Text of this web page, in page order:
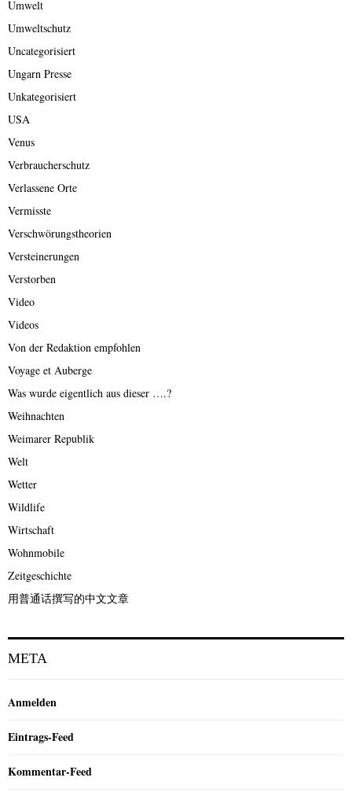
Umwelt
Umweltschutz
Uncategorisiert
Ungarn Presse
Unkategorisiert
USA
Venus
Verbraucherschutz
Verlassene Orte
Vermisste
Verschwörungstheorien
Versteinerungen
Verstorben
Video
Videos
Von der Redaktion empfohlen
Voyage et Auberge
Was wurde eigentlich aus dieser ….?
Weihnachten
Weimarer Republik
Welt
Wetter
Wildlife
Wirtschaft
Wohnmobile
Zeitgeschichte
用普通话撰写的中文文章
META
Anmelden
Eintrags-Feed
Kommentar-Feed